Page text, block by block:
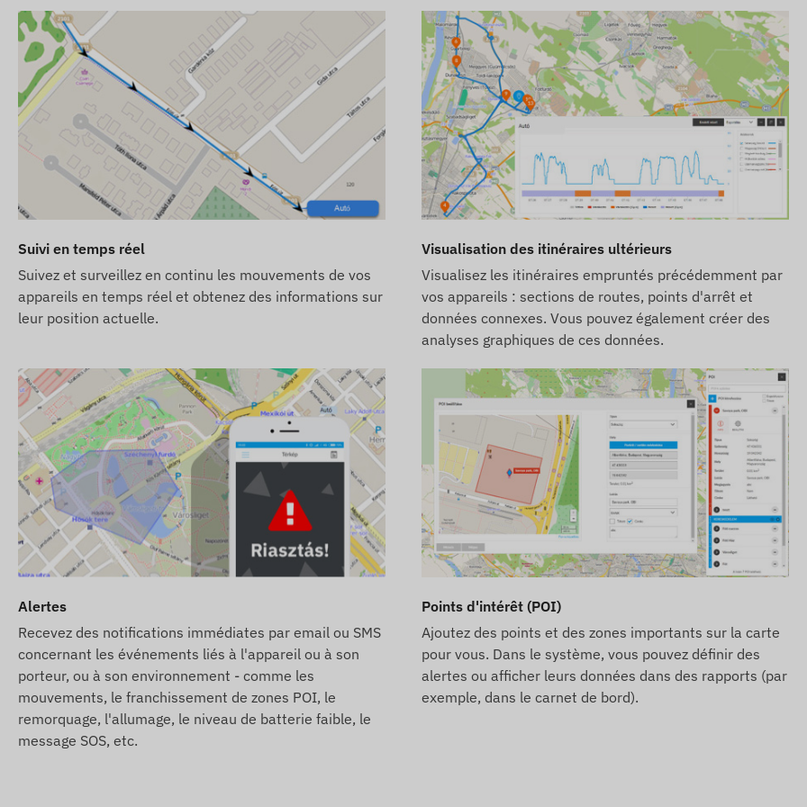
(si activé)
et mobile pour un an
active avec les systemes de satellites de
Ces connexions assurent la collecte et la
le téléphone du propriétaire ou, en cas d'utilisation
de traitement des données. L'appareil communique
intégrée.
suivantes :
logicielle.
Suivi en temps réel
Suivez et surveillez en continu les mouvements de vos
appareils en temps réel et obtenez des informations sur
leur position actuelle.
Visualisation des itinéraires ultérieurs
Visualisez les itinéraires empruntés précédemment par
vos appareils : sections de routes, points d'arrêt et
données connexes. Vous pouvez également créer des
analyses graphiques de ces données.
Alertes
Recevez des notifications immédiates par email ou SMS
concernant les événements liés à l'appareil ou à son
porteur, ou à son environnement - comme les
mouvements, le franchissement de zones POI, le
remorquage, l'allumage, le niveau de batterie faible, le
message SOS, etc.
Points d'intérêt (POI)
Ajoutez des points et des zones importants sur la carte
pour vous. Dans le système, vous pouvez définir des
alertes ou afficher leurs données dans des rapports (par
exemple, dans le carnet de bord).